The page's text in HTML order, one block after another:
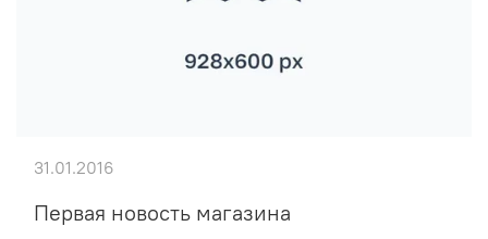
Первая новость магазина
31.01.2016